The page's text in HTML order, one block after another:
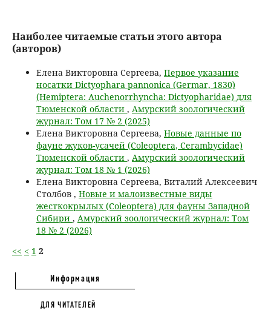
Наиболее читаемые статьи этого автора
(авторов)
Елена Викторовна Сергеева, Первое указание
носатки Dictyophara pannonica (Germar, 1830)
(Hemiptera: Auchenorrhyncha: Dictyopharidae) для
Тюменской области , Амурский зоологический
журнал: Том 17 № 2 (2025)
Елена Викторовна Сергеева, Новые данные по
фауне жуков-усачей (Coleoptera, Cerambycidae)
Тюменской области , Амурский зоологический
журнал: Том 18 № 1 (2026)
Елена Викторовна Сергеева, Виталий Алексеевич
Столбов , Новые и малоизвестные виды
жесткокрылых (Coleoptera) для фауны Западной
Сибири , Амурский зоологический журнал: Том
18 № 2 (2026)
<< < 1 2
Информация
ДЛЯ ЧИТАТЕЛЕЙ